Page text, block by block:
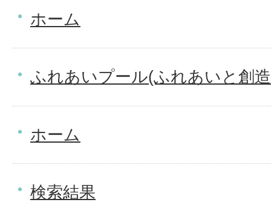
ホーム
ふれあいプール(ふれあいと創
ホーム
検索結果